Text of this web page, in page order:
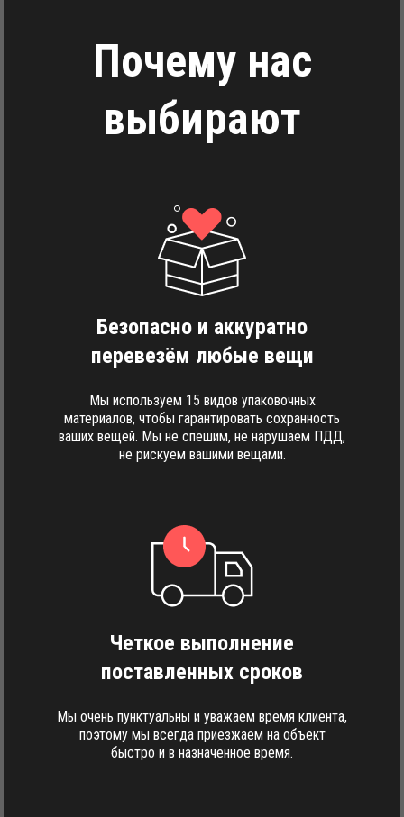
Почему нас
выбирают
Безопасно и аккуратно
перевезём любые вещи
Мы используем 15 видов упаковочных
материалов, чтобы гарантировать сохранность
ваших вещей. Мы не спешим, не нарушаем ПДД,
не рискуем вашими вещами.
Четкое выполнение
поставленных сроков
Мы очень пунктуальны и уважаем время клиента,
поэтому мы всегда приезжаем на объект
быстро и в назначенное время.